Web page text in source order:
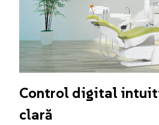
Control digital
clară